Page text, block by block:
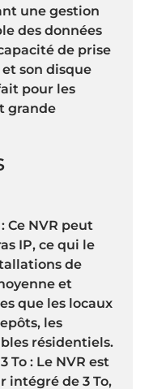
une gestion
des données
de prise
et son disque
pour les
grande
Ce NVR peut
IP, ce qui le
de
et
que les locaux
les
résidentiels.
To : Le NVR est
intégré de 3 To,